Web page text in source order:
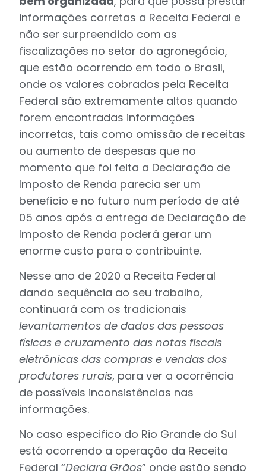
informações corretas a Receita Federal e
não ser surpreendido com as
fiscalizações no setor do agronegócio,
que estão ocorrendo em todo o Brasil,
onde os valores cobrados pela Receita
Federal são extremamente altos quando
forem encontradas informações
incorretas, tais como omissão de receitas
ou aumento de despesas que no
momento que foi feita a Declaração de
Imposto de Renda parecia ser um
beneficio e no futuro num período de até
05 anos após a entrega de Declaração de
Imposto de Renda poderá gerar um
enorme custo para o contribuinte.
Nesse ano de 2020 a Receita Federal
dando sequência ao seu trabalho,
continuará com os tradicionais
levantamentos de dados das pessoas
físicas e cruzamento das notas fiscais
eletrônicas das compras e vendas dos
produtores rurais, para ver a ocorrência
de possíveis inconsistências nas
informações.
No caso especifico do Rio Grande do Sul
está ocorrendo a operação da Receita
Federal “Declara Grãos” onde estão sendo